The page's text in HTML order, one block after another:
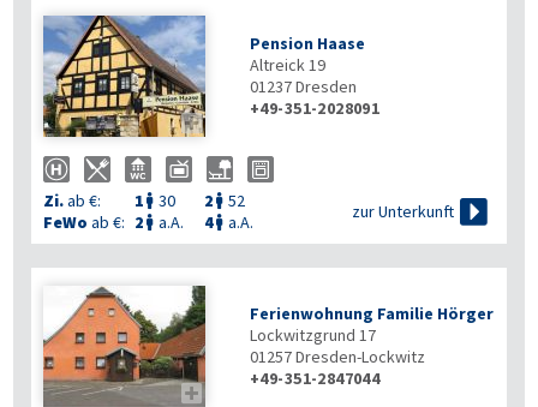

Pension Haase
Altreick 19
01237Dresden
+49-351-2028091
Zi.ab €: 1  30 2  52
FeWo ab €: 2  a.A. 4 a.A.
zur Unterkunft 

Ferienwohnung Familie Hörger
Lockwitzgrund 17
01257Dresden-Lockwitz
+49-351-2847044